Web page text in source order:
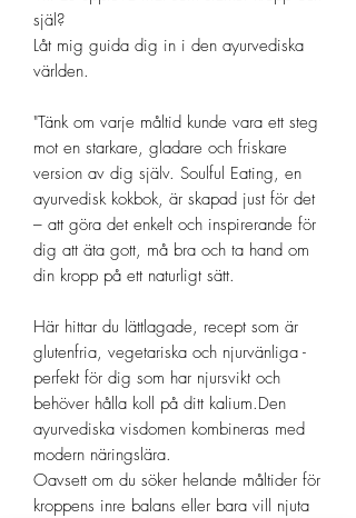
själ?
Låt mig guida dig in i den ayurvediska
världen.
"Tänk om varje måltid kunde vara ett steg
mot en starkare, gladare och friskare
version av dig själv. Soulful Eating, en
ayurvedisk kokbok, är skapad just för det
– att göra det enkelt och inspirerande för
dig att äta gott, må bra och ta hand om
din kropp på ett naturligt sätt.
Här hittar du lättlagade, recept som är
glutenfria, vegetariska och njurvänliga -
perfekt för dig som har njursvikt och
behöver hålla koll på ditt kalium.Den
ayurvediska visdomen kombineras med
modern näringslära.
Oavsett om du söker helande måltider för
kroppens inre balans eller bara vill njuta